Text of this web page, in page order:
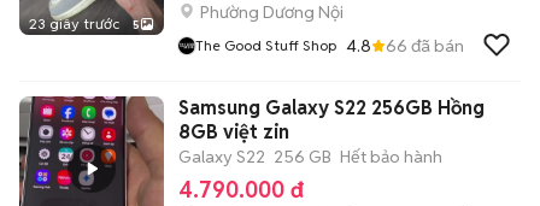
23 giây trước 5
Phường Dương Nội
The Good Stuff Shop 4.8 66 đã bán
Samsung Galaxy S22 256GB Hồng
8GB việt zin
Galaxy S22 256 GB Hết bảo hành
4.790.000 đ